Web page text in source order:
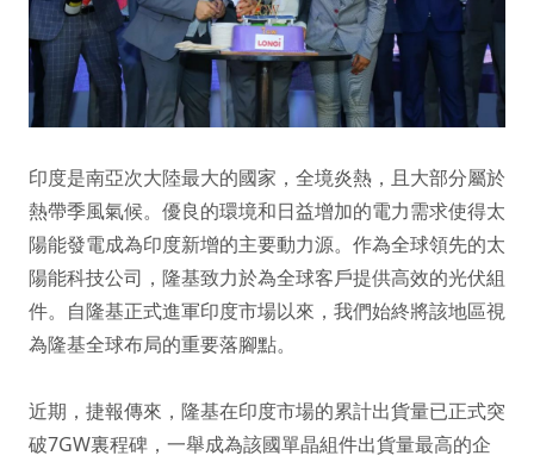
印度是南亞次大陸最大的國家，全境炎熱，且大部分屬於
熱帶季風氣候。優良的環境和日益增加的電力需求使得太
陽能發電成為印度新增的主要動力源。作為全球領先的太
陽能科技公司，隆基致力於為全球客戶提供高效的光伏組
件。自隆基正式進軍印度市場以來，我們始終將該地區視
為隆基全球布局的重要落腳點。
近期，捷報傳來，隆基在印度市場的累計出貨量已正式突
破7GW裏程碑，一舉成為該國單晶組件出貨量最高的企